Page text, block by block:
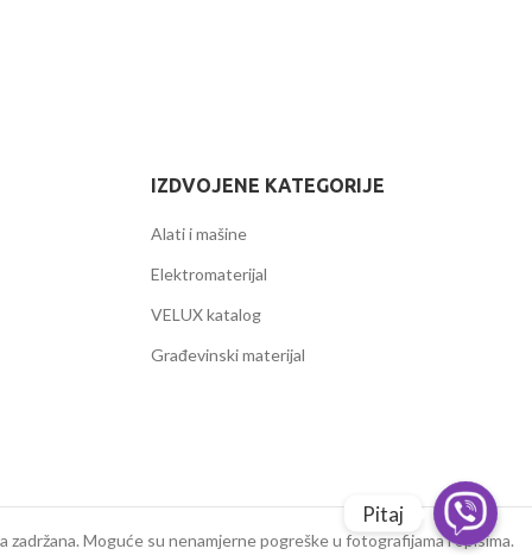
IZDVOJENE KATEGORIJE
Alati i mašine
Elektromaterijal
VELUX katalog
Građevinski materijal
zadržana. Moguće su nenamjerne pogreške u fotografijama i opisima.
Pitaj